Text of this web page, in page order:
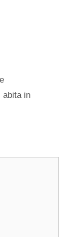
abita in